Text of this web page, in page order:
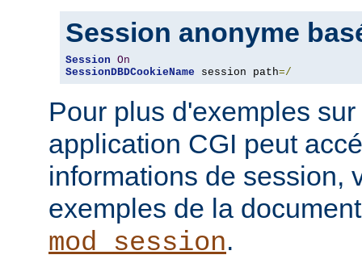
Session anonyme
Session On
SessionDBDCookieName session path=/
Pour plus d'exemples
application CGI peut
informations de session,
exemples de la
mod_session.